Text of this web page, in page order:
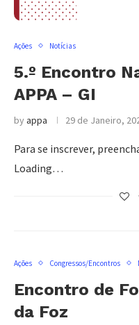
Ações Notícias
5.º Encontro
APPA – GI
byappa 29 de Janeiro,
Para se inscrever,
Loading…
Ações Congressos/Encontros
Encontro de
da Foz